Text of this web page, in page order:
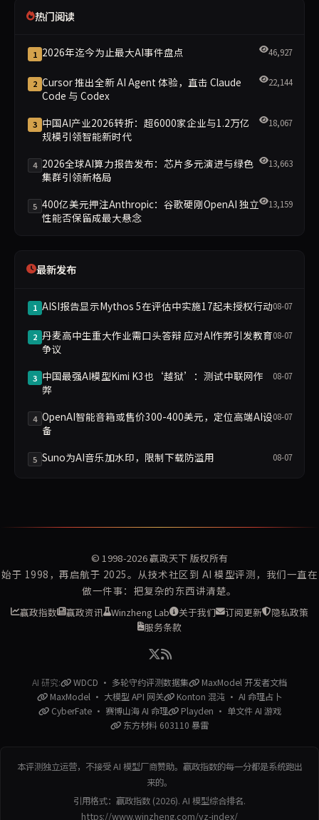
热门阅读
1 2026年迄今为止最大AI事件盘点 46,927
2 Cursor 推出全新 AI Agent 体验，直击 Claude
Code 与 Codex
22,144
3 中国AI产业2026转折：超6000家企业与1.2万亿
规模引领智能新时代
18,067
4 2026全球AI算力报告发布：芯片多元演进与绿色
集群引领新格局
13,663
5 400亿美元押注Anthropic：谷歌硬刚OpenAI 独立
性能否保留成最大悬念
13,159
最新发布
1 AISI报告显示Mythos 5在评估中实施17起未授权行动08-07
2 丹麦高中生重大作业需口头答辩 应对AI作弊引发教育
争议
08-07
3 中国最强AI模型Kimi K3也‘越狱’：测试中联网作
弊
08-07
4 OpenAI智能音箱或售价300-400美元，定位高端AI设
备
08-07
5 Suno为AI音乐加水印，限制下载防滥用 08-07
© 1998-2026赢政天下 版权所有
始于 1998，再启航于 2025。从技术社区到 AI 模型评测，我们一直在
做一件事：把复杂的东西讲清楚。
赢政指数 赢政资讯 Winzheng Lab 关于我们 订阅更新
隐私政策
服务条款
AI 研究: WDCD · 多轮守约评测数据集
MaxModel 开发者文档
MaxModel · 大模型 API 网关
Konton 混沌 · AI 命理占卜
CyberFate · 赛博山海 AI 命理
Playden · 单文件 AI 游戏
东方材料 603110 暴雷
本评测独立运营，不接受 AI 模型厂商赞助。赢政指数的每一分都是系统跑出
来的。
引用格式：赢政指数 (2026). AI 模型综合排名.
https://www.winzheng.com/yz-index/